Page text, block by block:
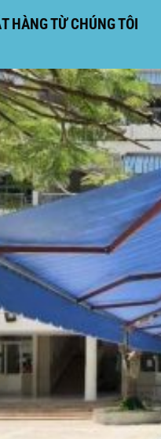
HÀNG TỪ CHÚNG TÔI